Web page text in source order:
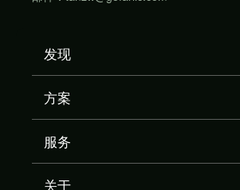
发现
方案
服务
关于